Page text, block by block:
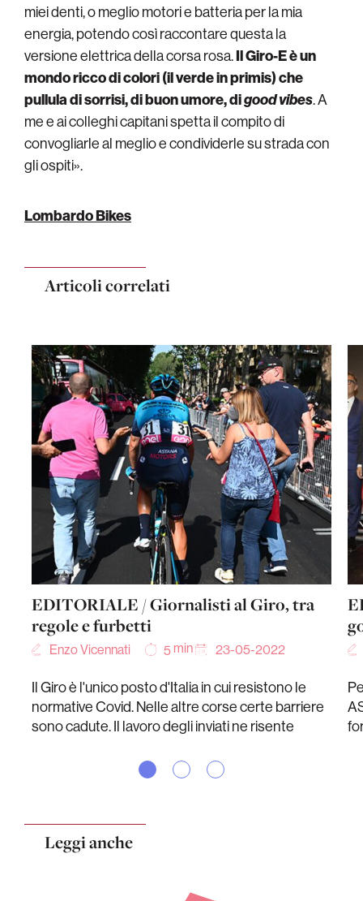
miei denti, o meglio motori e batteria per la mia
energia, potendo così raccontare questa la
versione elettrica della corsa rosa.Il Giro-E è un
mondo ricco di colori (il verde in primis) che
pullula di sorrisi, di buon umore, digood vibes. A
me e ai colleghi capitani spetta il compito di
convogliarle al meglio e condividerle su strada con
gli ospiti».
Lombardo Bikes
Articoli correlati
EDITORIALE / Giornalisti al Giro, tra
regole e furbetti
Enzo Vicennati 5 min 23-05-2022
Il Giro è l'unico posto d'Italia in cui resistono le
normative Covid. Nelle altre corse certe barriere
sono cadute. Il lavoro degli inviati ne risente
Leggi anche